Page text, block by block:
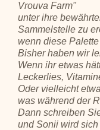
Vrouva Farm"
unter ihre
Sammelstelle zu
wenn diese
Bisher haben wir
Wenn ihr etwas
Leckerlies,
Oder vielleicht
was während der
Dann schreiben
und Sonii wird sich